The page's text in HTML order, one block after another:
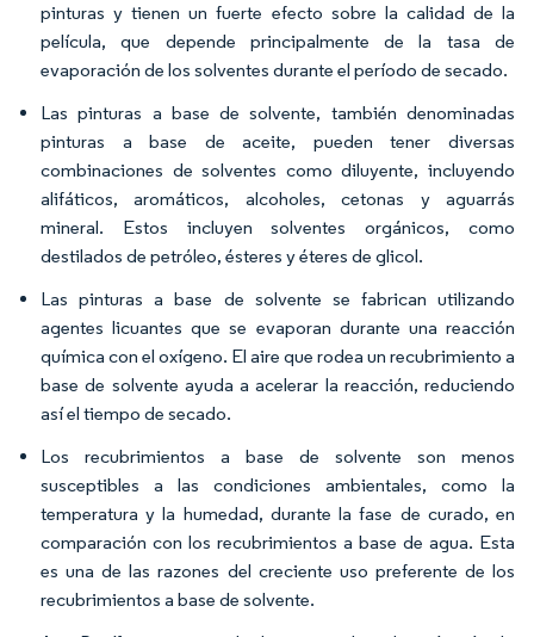
pinturas y tienen un fuerte efecto sobre la calidad de la
película, que depende principalmente de la tasa de
evaporación de los solventes durante el período de secado.
Las pinturas a base de solvente, también denominadas
pinturas a base de aceite, pueden tener diversas
combinaciones de solventes como diluyente, incluyendo
alifáticos, aromáticos, alcoholes, cetonas y aguarrás
mineral. Estos incluyen solventes orgánicos, como
destilados de petróleo, ésteres y éteres de glicol.
Las pinturas a base de solvente se fabrican utilizando
agentes licuantes que se evaporan durante una reacción
química con el oxígeno. El aire que rodea un recubrimiento a
base de solvente ayuda a acelerar la reacción, reduciendo
así el tiempo de secado.
Los recubrimientos a base de solvente son menos
susceptibles a las condiciones ambientales, como la
temperatura y la humedad, durante la fase de curado, en
comparación con los recubrimientos a base de agua. Esta
es una de las razones del creciente uso preferente de los
recubrimientos a base de solvente.